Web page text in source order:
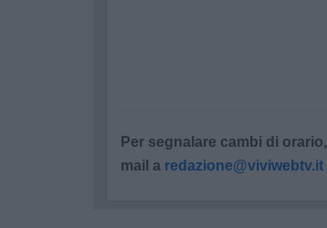
Per segnalare cambi di
mail a redazione@viviwebtv.it